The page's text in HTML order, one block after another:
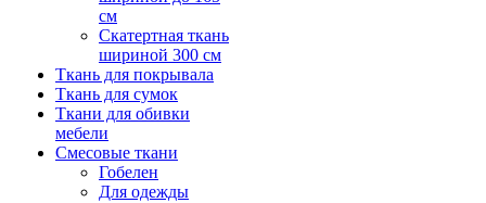
см
Скатертная ткань
шириной 300 см
Ткань для покрывала
Ткань для сумок
Ткани для обивки
мебели
Смесовые ткани
Гобелен
Для одежды